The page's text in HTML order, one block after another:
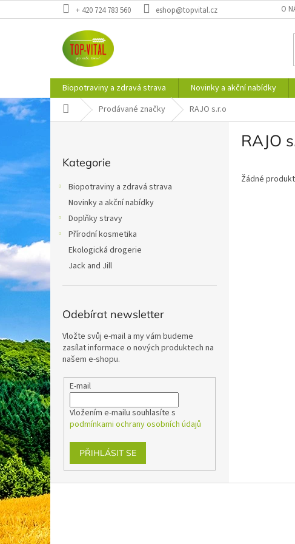
na
+ 420 724 783 560 eshop@topvital.cz O
Biopotraviny a zdravá strava Novinky a akční nabídky
Domů Prodávané značky RAJO s.r.o
n
p
a
e
kategorie
Kategorie
Biopotraviny a zdravá strava
Novinky a akční nabídky
Doplňky stravy
Přírodní kosmetika
Ekologická drogerie
Jack and Jill
Odebírat newsletter
Vložte svůj e-mail a my vám budeme
zasílat informace o nových produktech na
našem e-shopu.
E-mail
Vložením e-mailu souhlasíte s
podmínkami ochrany osobních údajů
PŘIHLÁSIT SE
RAJO
Žádné
Z
á
p
a